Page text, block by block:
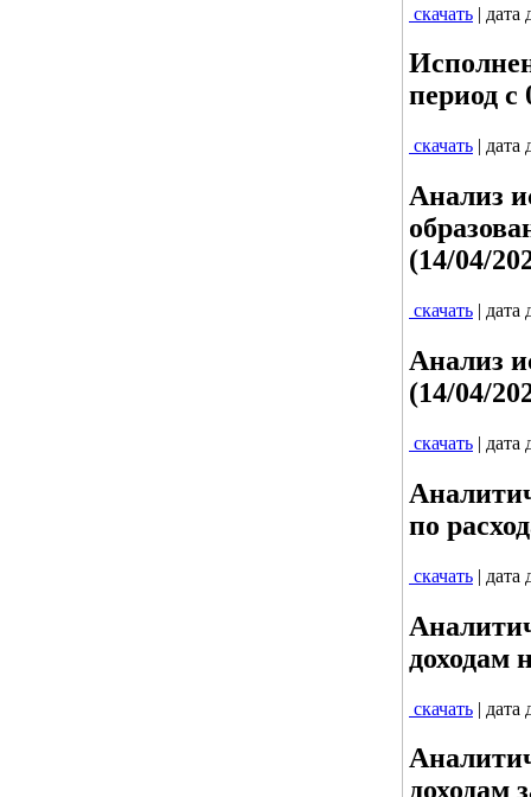
скачать | дата
период с
скачать | дата
Анализ
(14/04/
скачать | дата
Анализ
(14/04/
скачать | дата
по
скачать | дата
доходам
скачать | дата
доходам